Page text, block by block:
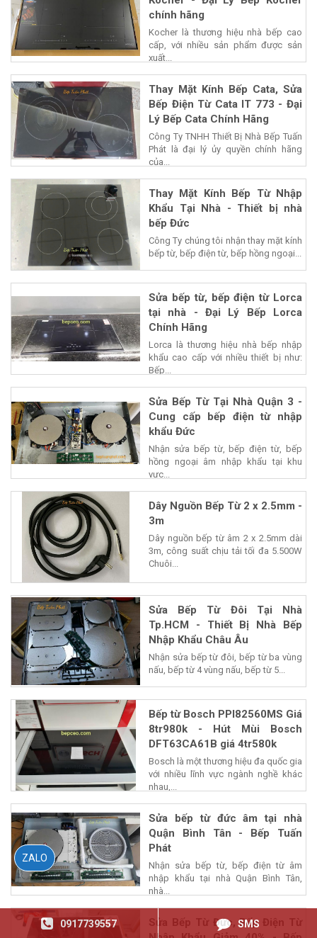
chính hãng
Kocher là thương hiệu nhà bếp cao
cấp, với nhiều sản phẩm được sản
xuất...
Thay Mặt Kính Bếp Cata, Sửa
Bếp Điện Từ Cata IT 773 - Đại
Lý Bếp Cata Chính Hãng
Công Ty TNHH Thiết Bị Nhà Bếp Tuấn
Phát là đại lý ủy quyền chính hãng
của...
Thay Mặt Kính Bếp Từ Nhập
Khẩu Tại Nhà - Thiết bị nhà
bếp Đức
Công Ty chúng tôi nhận thay mặt kính
bếp từ, bếp điện từ, bếp hồng ngoại...
Sửa bếp từ, bếp điện từ Lorca
tại nhà - Đại Lý Bếp Lorca
Chính Hãng
Lorca là thương hiệu nhà bếp nhập
khẩu cao cấp với nhiều thiết bị như:
Bếp...
Sửa Bếp Từ Tại Nhà Quận 3 -
Cung cấp bếp điện từ nhập
khẩu Đức
Nhận sửa bếp từ, bếp điện từ, bếp
hồng ngoại âm nhập khẩu tại khu
vực...
Dây Nguồn Bếp Từ 2 x 2.5mm -
3m
Dây nguồn bếp từ âm 2 x 2.5mm dài
3m, công suất chịu tải tối đa 5.500W
Chuôi...
Sửa Bếp Từ Đôi Tại Nhà
Tp.HCM - Thiết Bị Nhà Bếp
Nhập Khẩu Châu Âu
Nhận sửa bếp từ đôi, bếp từ ba vùng
nấu, bếp từ 4 vùng nấu, bếp từ 5...
Bếp từ Bosch PPI82560MS Giá
8tr980k - Hút Mùi Bosch
DFT63CA61B giá 4tr580k
Bosch là một thương hiệu đa quốc gia
với nhiều lĩnh vực ngành nghề khác
nhau,...
Sửa bếp từ đức âm tại nhà
Quận Bình Tân - Bếp Tuấn
Phát
Nhận sửa bếp từ, bếp điện từ âm
nhập khẩu tại nhà Quận Bình Tân,
nhà...
Sửa Bếp Từ Đức, Bếp Điện Từ
0917739557 SMS
ZALO